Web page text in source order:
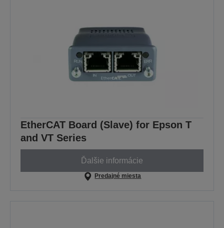
EtherCAT Board (Slave) for Epson T
and VT Series
Ďalšie informácie
Predajné miesta